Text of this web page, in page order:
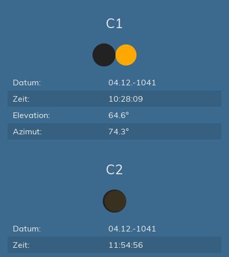
C1
Datum:
04.12.-1041
Zeit:
10:28:09
Elevation:
64.6°
Azimut:
74.3°
C2
Datum:
04.12.-1041
Zeit:
11:54:56